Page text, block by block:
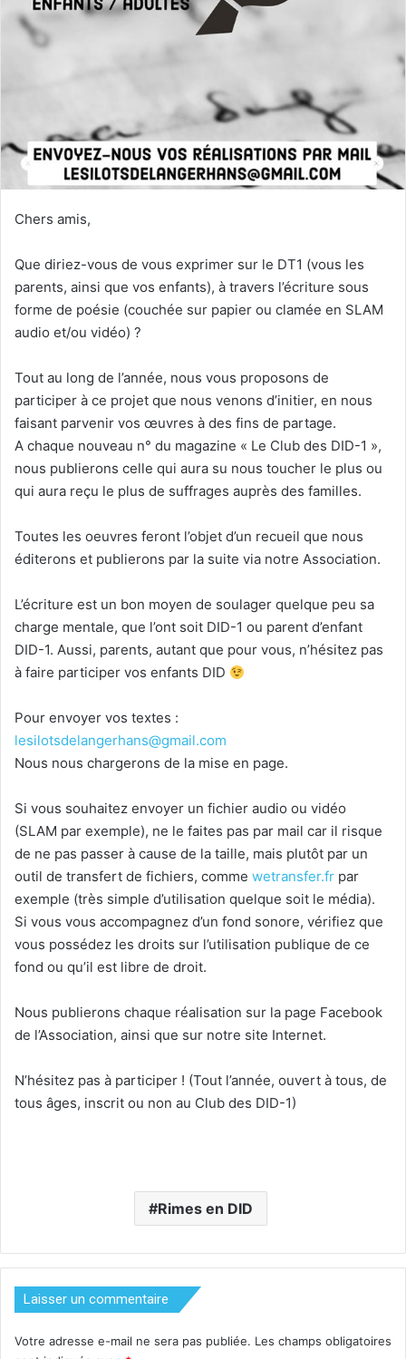
Chers amis,
Que diriez-vous de vous exprimer sur le DT1 (vous les
parents, ainsi que vos enfants), à travers l’écriture sous
forme de poésie (couchée sur papier ou clamée en SLAM
audio et/ou vidéo) ?
Tout au long de l’année, nous vous proposons de
participer à ce projet que nous venons d’initier, en nous
faisant parvenir vos œuvres à des fins de partage.
A chaque nouveau n° du magazine « Le Club des DID-1 »,
nous publierons celle qui aura su nous toucher le plus ou
qui aura reçu le plus de suffrages auprès des familles.
Toutes les oeuvres feront l’objet d’un recueil que nous
éditerons et publierons par la suite via notre Association.
L’écriture est un bon moyen de soulager quelque peu sa
charge mentale, que l’ont soit DID-1 ou parent d’enfant
DID-1. Aussi, parents, autant que pour vous, n’hésitez pas
à faire participer vos enfants DID
Pour envoyer vos textes :
lesilotsdelangerhans@gmail.com
Nous nous chargerons de la mise en page.
Si vous souhaitez envoyer un fichier audio ou vidéo
(SLAM par exemple), ne le faites pas par mail car il risque
de ne pas passer à cause de la taille, mais plutôt par un
outil de transfert de fichiers, comme wetransfer.fr par
exemple (très simple d’utilisation quelque soit le média).
Si vous vous accompagnez d’un fond sonore, vérifiez que
vous possédez les droits sur l’utilisation publique de ce
fond ou qu’il est libre de droit.
Nous publierons chaque réalisation sur la page Facebook
de l’Association, ainsi que sur notre site Internet.
N’hésitez pas à participer ! (Tout l’année, ouvert à tous, de
tous âges, inscrit ou non au Club des DID-1)
Rimes en DID
Laisser un commentaire
Votre adresse e-mail ne sera pas publiée. Les champs obligatoires